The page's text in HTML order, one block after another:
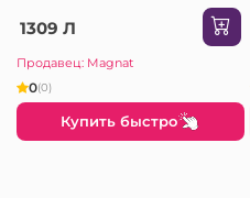
1309 Л
Продавец: Magnat
0(0)
Купить быстро